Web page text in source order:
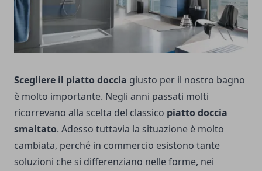
Scegliere il piatto doccia giusto per il nostro bagno
è molto importante. Negli anni passati molti
ricorrevano alla scelta del classico piatto doccia
smaltato. Adesso tuttavia la situazione è molto
cambiata, perché in commercio esistono tante
soluzioni che si differenziano nelle forme, nei